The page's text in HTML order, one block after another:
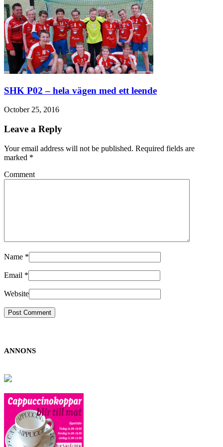
SHK P02 – hela vägen med ett leende
October 25, 2016
Leave a Reply
Your email address will not be published. Required fields are
marked *
Comment
Name *
Email *
Website
ANNONS